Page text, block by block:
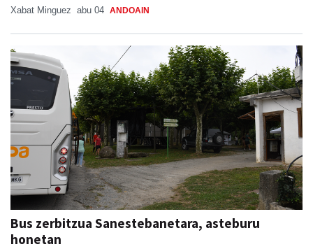
Xabat Minguez abu 04 ANDOAIN
Bus zerbitzua Sanestebanetara, asteburu
honetan